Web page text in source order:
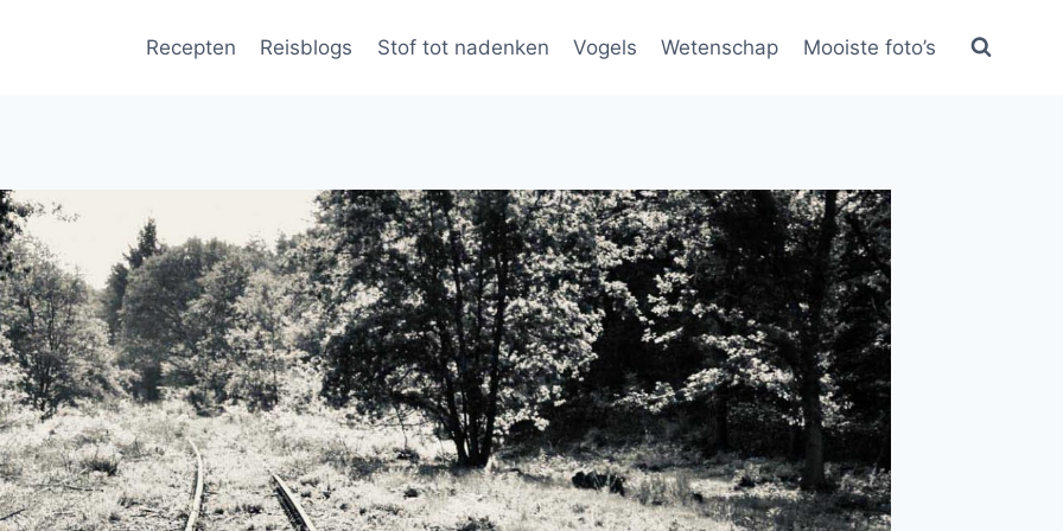
Recepten Reisblogs Stof tot nadenken Vogels Wetenschap Mooiste foto’s